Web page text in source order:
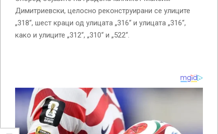
Димитриевски, целосно реконструирани се улиците
„318“, шест краци од улицата „316“ и улицата „316“,
како и улиците „312“, „310“ и „522“.